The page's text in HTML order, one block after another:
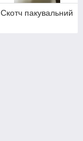
Скотч пакувальний